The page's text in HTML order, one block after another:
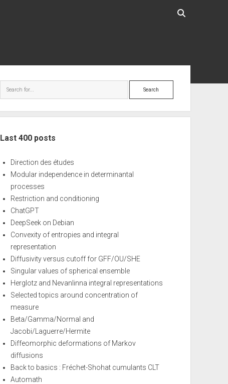
Search
Last 400 posts
Direction des études
Modular independence in determinantal
processes
Restriction and conditioning
ChatGPT
DeepSeek on Debian
Convexity of entropies and integral
representation
Diffusivity versus cutoff for GFF/OU/SHE
Singular values of spherical ensemble
Herglotz and Nevanlinna integral representations
Selected topics around concentration of
measure
Beta/Gamma/Normal and
Jacobi/Laguerre/Hermite
Diffeomorphic deformations of Markov
diffusions
Back to basics : Fréchet-Shohat cumulants CLT
Automath